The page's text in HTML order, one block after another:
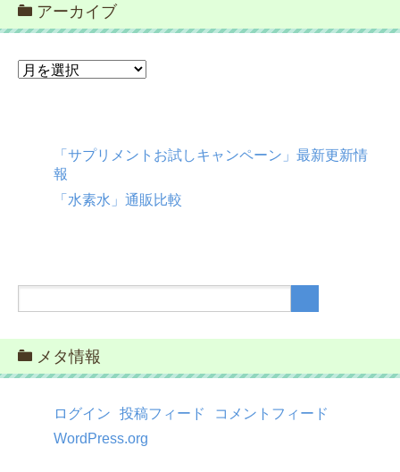
アーカイブ
ア
「サプリメントお試しキャンペーン」最新更新情
報
「水素水」通販比較
メタ情報
ログイン 投稿フィード
コメントフィード
WordPress.org